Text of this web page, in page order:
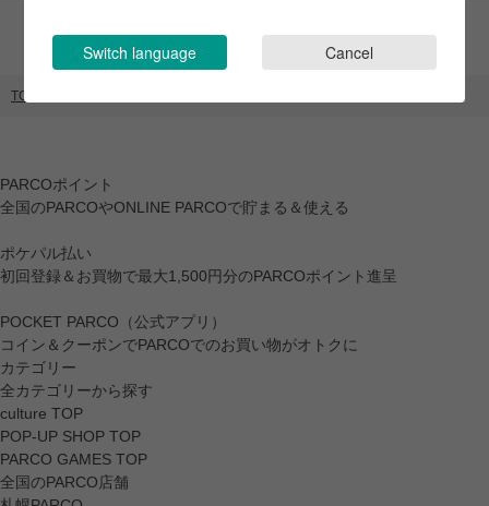
TOP
PARCOポイント
全国のPARCOやONLINE PARCOで貯まる＆使える
ポケパル払い
初回登録＆お買物で最大1,500円分のPARCOポイント進呈
POCKET PARCO（公式アプリ）
コイン＆クーポンでPARCOでのお買い物がオトクに
カテゴリー
全カテゴリーから探す
culture TOP
POP-UP SHOP TOP
PARCO GAMES TOP
全国のPARCO店舗
Switch language Cancel